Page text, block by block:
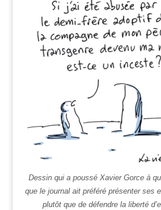
Dessin qui a poussé Xavier Gorce à
que le journal ait préféré présenter ses
plutôt que de défendre la liberté